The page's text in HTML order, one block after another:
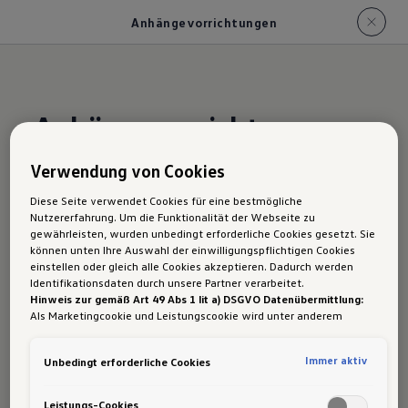
Anhängevorrichtungen
Anhängevorrichtungen
und Anhängelast des
Transporter
Wenn’s mal richtig schwer wird: Der Transporter
ist auf große Aufgaben vorbereitet. Reicht der
üppige Laderaum oder die Ladefläche doch mal
einfach mit einem Anhänger. Dieser lässt sich im
Verwendung von Cookies
Diese Seite verwendet Cookies für eine bestmögliche
Nutzererfahrung. Um die Funktionalität der Webseite zu
gewährleisten, wurden unbedingt erforderliche Cookies gesetzt. Sie
können unten Ihre Auswahl der einwilligungspflichtigen Cookies
einstellen oder gleich alle Cookies akzeptieren. Dadurch werden
Identifikationsdaten durch unsere Partner verarbeitet.
Hinweis zur gemäß Art 49 Abs 1 lit a) DSGVO Datenübermittlung:
Als Marketingcookie und Leistungscookie wird unter anderem
Daten in die USA (insbesondere dort an die Google LLC) weitergibt.
Unbedingt erforderliche Cookies Immer aktiv
Leistungs-Cookies